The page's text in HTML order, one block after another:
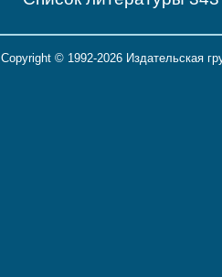
Copyright © 1992-2026 Издательская